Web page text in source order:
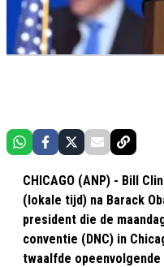
CHICAGO (ANP) - Bill
(lokale tijd) na Barack
president die de
conventie (DNC) in
twaalfde